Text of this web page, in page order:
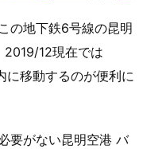
の地下鉄6号線の昆明
2019/12現在では
移動するのが便利に
要がない昆明空港 バ